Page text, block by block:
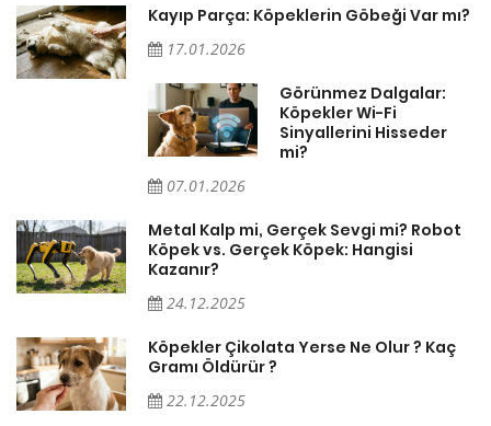
Kayıp Parça: Köpeklerin Göbeği Var mı?
17.01.2026
Görünmez Dalgalar:
Köpekler Wi-Fi
Sinyallerini Hisseder
mi?
07.01.2026
Metal Kalp mi, Gerçek Sevgi mi? Robot
Köpek vs. Gerçek Köpek: Hangisi
Kazanır?
24.12.2025
Köpekler Çikolata Yerse Ne Olur ? Kaç
Gramı Öldürür ?
22.12.2025